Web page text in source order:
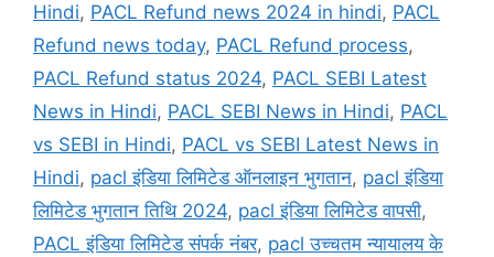
Hindi, PACL Refund news 2024 in hindi, PACL
Refund news today, PACL Refund process,
PACL Refund status 2024, PACL SEBI Latest
News in Hindi, PACL SEBI News in Hindi, PACL
vs SEBI in Hindi, PACL vs SEBI Latest News in
Hindi, pacl इंडिया लिमिटेड ऑनलाइन भुगतान, pacl इंडिया
लिमिटेड भुगतान तिथि 2024, pacl इंडिया लिमिटेड वापसी,
PACL इंडिया लिमिटेड संपर्क नंबर, pacl उच्चतम न्यायालय के